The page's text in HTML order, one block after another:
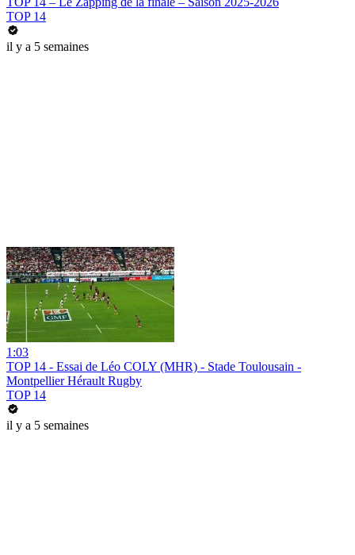
TOP 14
il y a 5 semaines
1:03
TOP 14 - Essai de Léo COLY (MHR) - Stade Toulousain -
Montpellier Hérault Rugby
TOP 14
il y a 5 semaines